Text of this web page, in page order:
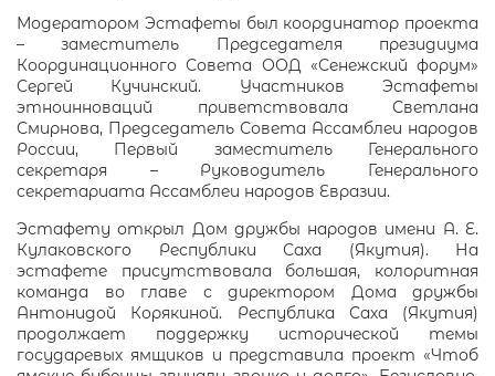
Модератором Эстафеты был координатор проекта
– заместитель Председателя президиума
Координационного Совета ООД «Сенежский форум»
Сергей Кучинский. Участников Эстафеты
этноинноваций приветствовала Светлана
Смирнова, Председатель Совета Ассамблеи народов
России, Первый заместитель Генерального
секретаря – Руководитель Генерального
секретариата Ассамблеи народов Евразии.
Эстафету открыл Дом дружбы народов имени А. Е.
Кулаковского Республики Саха (Якутия). На
эстафете присутствовала большая, колоритная
команда во главе с директором Дома дружбы
Антонидой Корякиной. Республика Саха (Якутия)
продолжает поддержку исторической темы
государевых ямщиков и представила проект «Чтоб